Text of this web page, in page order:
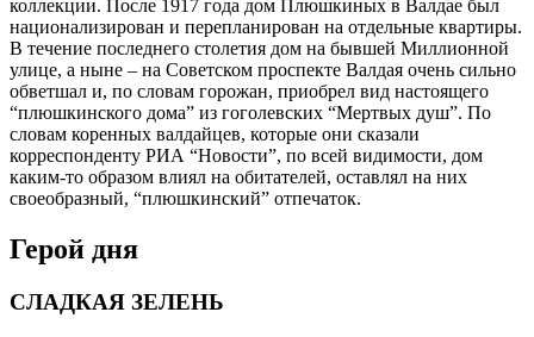
коллекции. После 1917 года дом Плюшкиных в Валдае был
национализирован и перепланирован на отдельные квартиры.
В течение последнего столетия дом на бывшей Миллионной
улице, а ныне – на Советском проспекте Валдая очень сильно
обветшал и, по словам горожан, приобрел вид настоящего
“плюшкинского дома” из гоголевских “Мертвых душ”. По
словам коренных валдайцев, которые они сказали
корреспонденту РИА “Новости”, по всей видимости, дом
каким-то образом влиял на обитателей, оставлял на них
своеобразный, “плюшкинский” отпечаток.
Герой дня
СЛАДКАЯ ЗЕЛЕНЬ